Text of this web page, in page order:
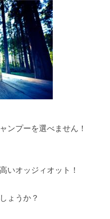
ンプーを選べません！
いオッジィオット！
ょうか？